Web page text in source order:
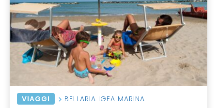
VIAGGI BELLARIA IGEA MARINA